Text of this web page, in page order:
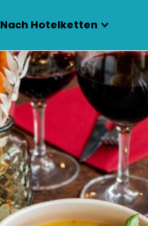
Nach Hotelketten